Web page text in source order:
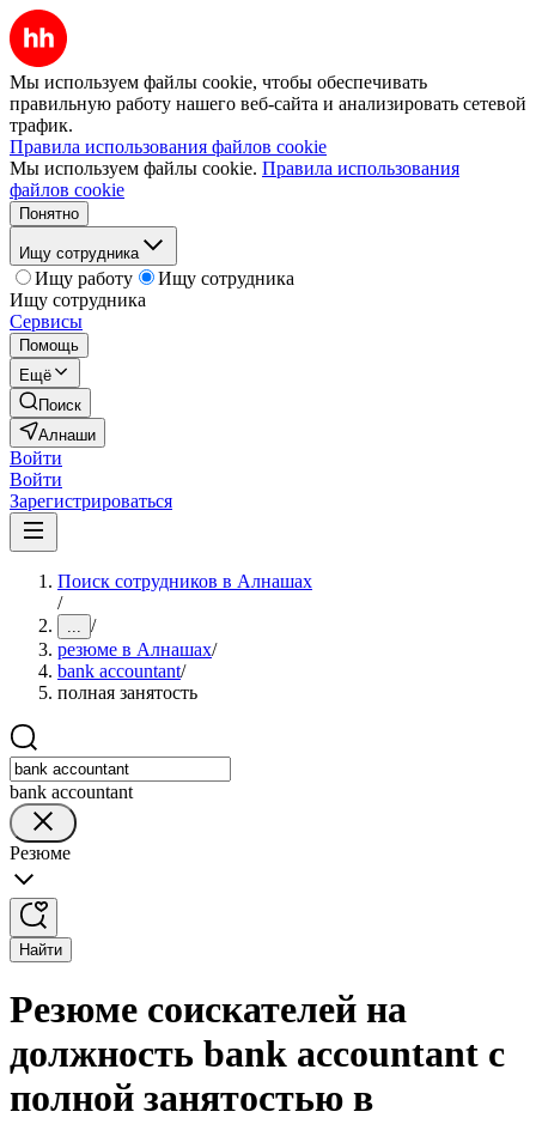
Мы используем файлы cookie, чтобы обеспечивать
правильную работу нашего веб-сайта и анализировать сетевой
трафик.
Правила использования файлов cookie
Мы используем файлы cookie. Правила использования
файлов cookie
Понятно
Ищу сотрудника
Ищу работу
Ищу сотрудника
Ищу сотрудника
Сервисы
Помощь
Ещё
Поиск
Алнаши
Войти
Войти
Зарегистрироваться
Поиск сотрудников в Алнашах
/
... /
резюме в Алнашах/
bank accountant/
полная занятость
bank accountant
Резюме
Найти
Резюме соискателей на
должность bank accountant с
полной занятостью в